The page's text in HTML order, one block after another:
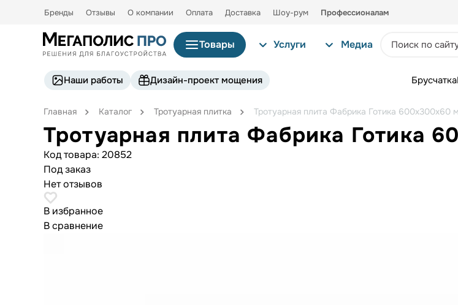
Бренды Отзывы О компании Оплата Доставка Шоу-рум Профессионалам
Товары Услуги Медиа
Наши работы Дизайн-проект мощения Брусчатка
Главная Каталог Тротуарная плитка Тротуарная плита Фабрика Готика 600х300х60
Тротуарная плита Фабрика Готика
Код товара: 20852
Под заказ
Нет отзывов
В избранное
В сравнение